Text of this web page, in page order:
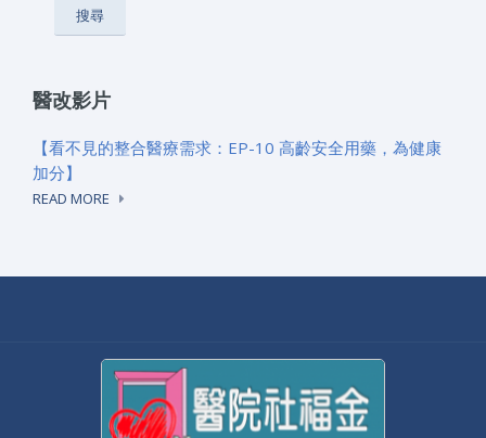
醫改影片
【看不見的整合醫療需求：EP-10 高齡安全用藥，為健康
加分】
READ MORE